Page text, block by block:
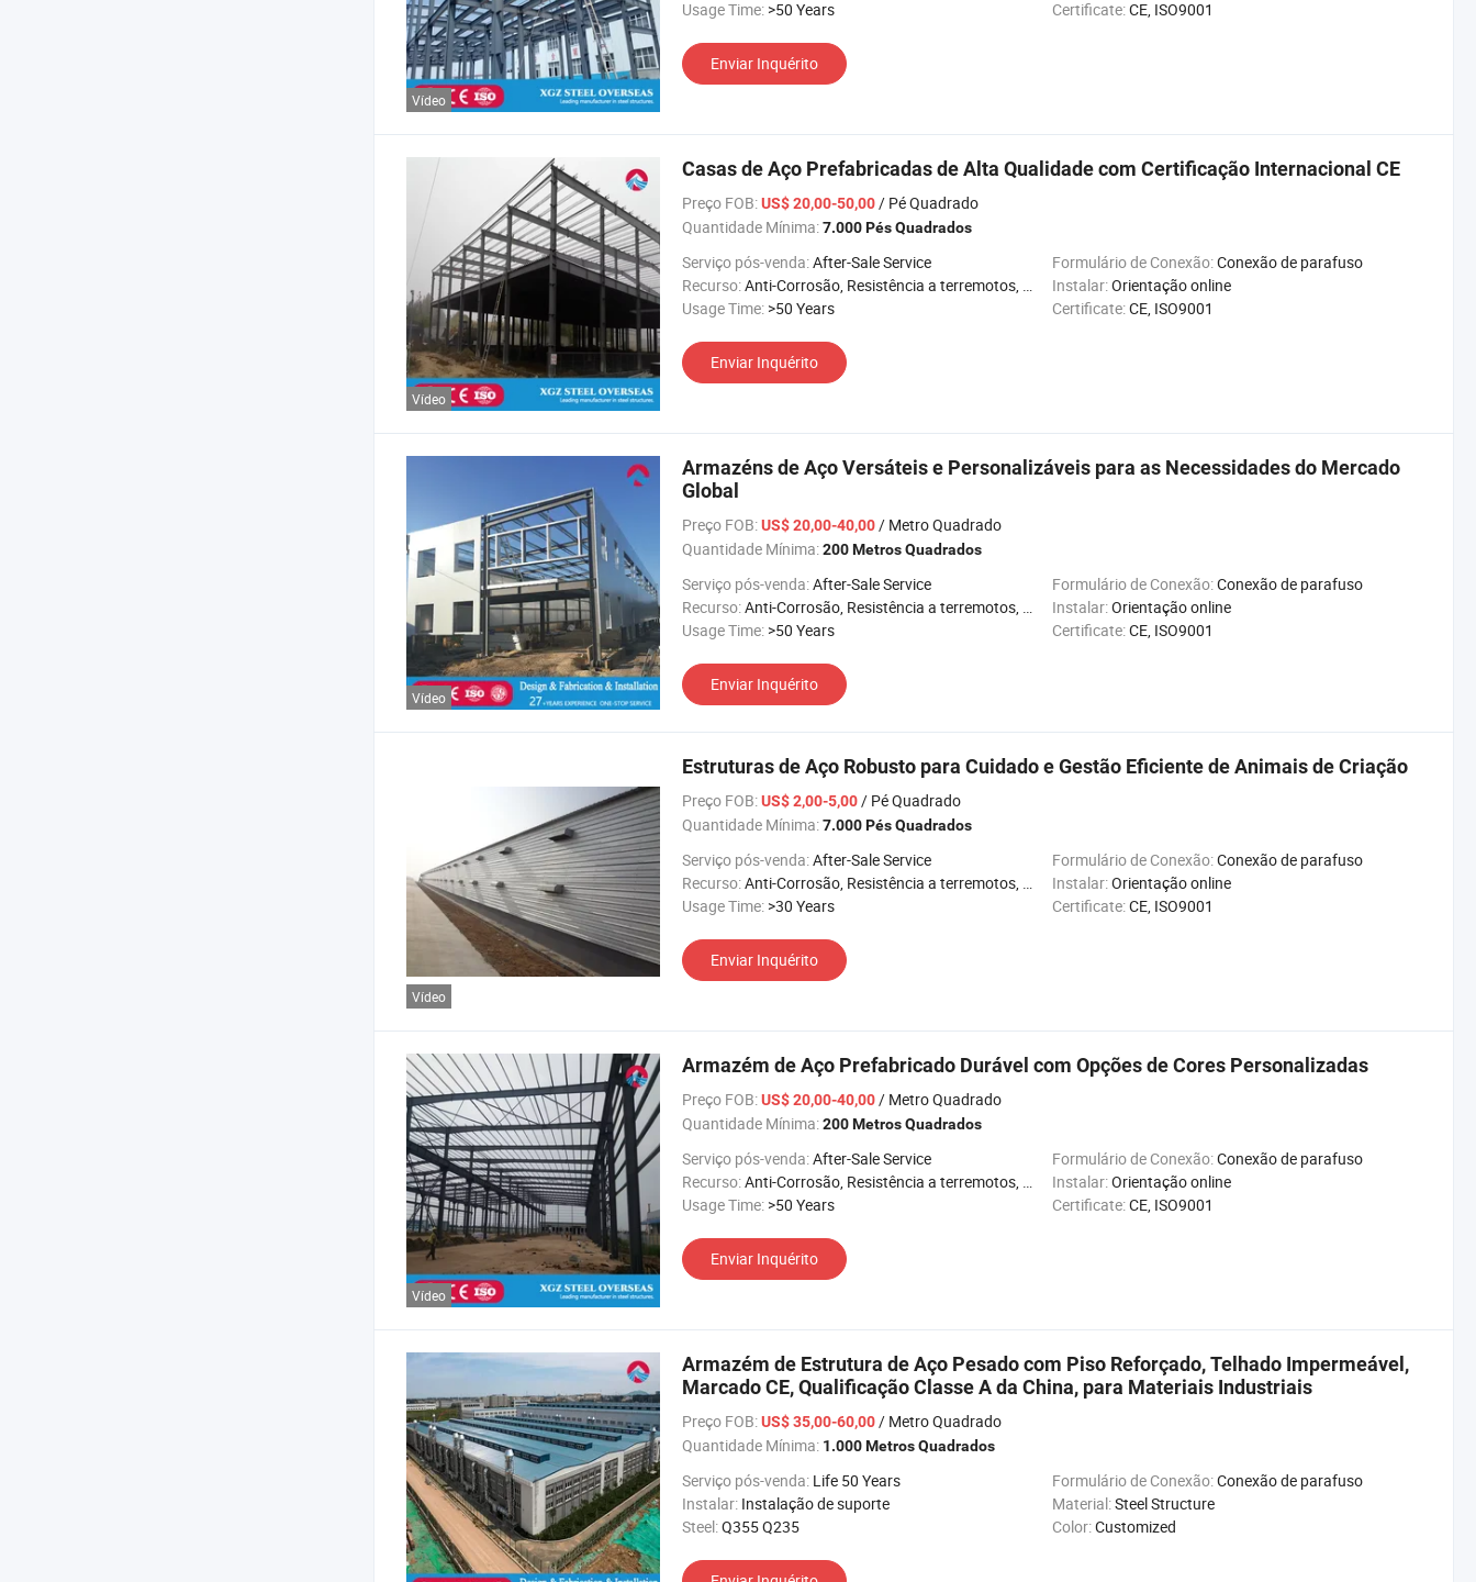
Vídeo
Usage Time: >50 Years Certificate:CE, ISO9001
Enviar Inquérito
Vídeo
Casas de Aço Prefabricadas de Alta Qualidade com Certificação Internacional CE
Preço FOB:US$ 20,00-50,00/ Pé Quadrado
Quantidade Mínima:7.000 Pés Quadrados
Serviço pós-venda:After-Sale Service Formulário de Conexão:Conexão de parafuso
Recurso:Anti-Corrosão, Resistência a terremotos, Fácil de instalar, Alta Intensidade, Reciclável Instalar:Orientação online
Usage Time: >50 Years Certificate:CE, ISO9001
Enviar Inquérito
Vídeo
Armazéns de Aço Versáteis e Personalizáveis para as Necessidades do Mercado
Global
Preço FOB:US$ 20,00-40,00/ Metro Quadrado
Quantidade Mínima:200 Metros Quadrados
Serviço pós-venda:After-Sale Service Formulário de Conexão:Conexão de parafuso
Recurso:Anti-Corrosão, Resistência a terremotos, Fácil de instalar, Alta Intensidade, Reciclável Instalar:Orientação online
Usage Time: >50 Years Certificate:CE, ISO9001
Enviar Inquérito
Vídeo
Estruturas de Aço Robusto para Cuidado e Gestão Eficiente de Animais de Criação
Preço FOB:US$ 2,00-5,00/ Pé Quadrado
Quantidade Mínima:7.000 Pés Quadrados
Serviço pós-venda:After-Sale Service Formulário de Conexão:Conexão de parafuso
Recurso:Anti-Corrosão, Resistência a terremotos, Fácil de instalar, Alta Intensidade, Reciclável Instalar:Orientação online
Usage Time: >30 Years Certificate:CE, ISO9001
Enviar Inquérito
Vídeo
Armazém de Aço Prefabricado Durável com Opções de Cores Personalizadas
Preço FOB:US$ 20,00-40,00/ Metro Quadrado
Quantidade Mínima:200 Metros Quadrados
Serviço pós-venda:After-Sale Service Formulário de Conexão:Conexão de parafuso
Recurso:Anti-Corrosão, Resistência a terremotos, Fácil de instalar, Alta Intensidade, Reciclável Instalar:Orientação online
Usage Time: >50 Years Certificate:CE, ISO9001
Enviar Inquérito
Armazém de Estrutura de Aço Pesado com Piso Reforçado, Telhado Impermeável,
Marcado CE, Qualificação Classe A da China, para Materiais Industriais
Preço FOB:US$ 35,00-60,00/ Metro Quadrado
Quantidade Mínima: 1.000 Metros Quadrados
Serviço pós-venda: Life 50 Years Formulário de Conexão:Conexão de parafuso
Instalar: Instalação de suporte Material:Steel Structure
Steel:Q355 Q235 Color:Customized